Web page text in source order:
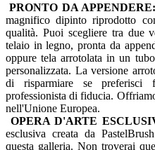
PRONTO DA
magnifico dipinto riprodotto
qualità. Puoi scegliere tra due
telaio in legno, pronta da
oppure tela arrotolata in un
personalizzata. La versione
di risparmiare se
professionista di fiducia.
nell'Unione Europea.
OPERA D'ARTE
esclusiva creata da
questa galleria. Non troverai